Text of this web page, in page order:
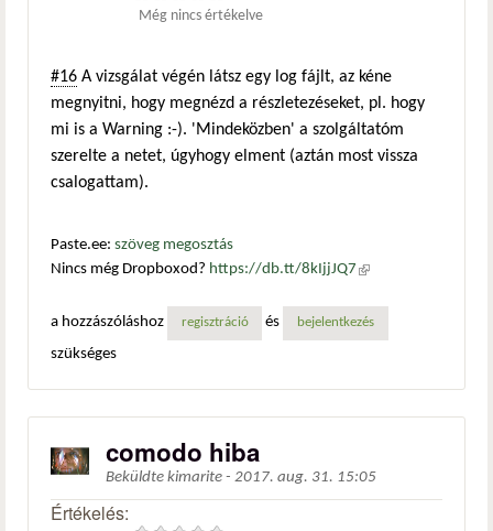
Még nincs értékelve
#16 A vizsgálat végén látsz egy log fájlt, az kéne
megnyitni, hogy megnézd a részletezéseket, pl. hogy
mi is a Warning :-). 'Mindeközben' a szolgáltatóm
szerelte a netet, úgyhogy elment (aztán most vissza
csalogattam).
Paste.ee: szöveg megosztás
Nincs még Dropboxod? https://db.tt/8kIjjJQ7 (külső
a hozzászóláshoz
regisztráció és bejelentkezés
szükséges
comodo hiba
Beküldte kimarite - 2017. aug. 31. 15:05
Értékelés: